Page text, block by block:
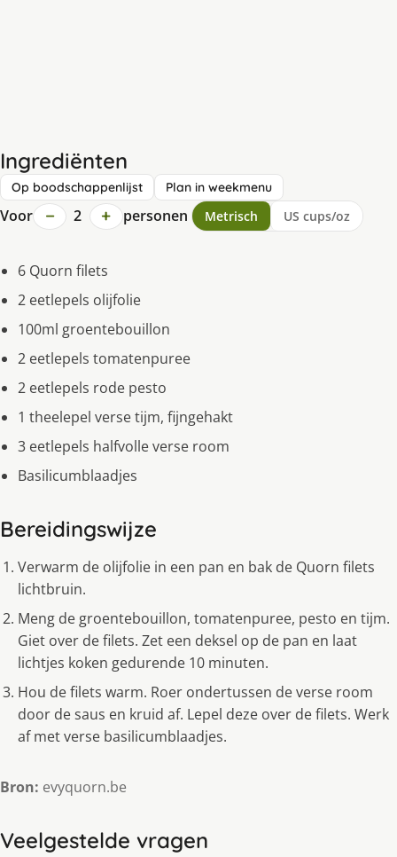
Ingrediënten
Op boodschappenlijst Plan in weekmenu
Voor − 2 + personen Metrisch US cups/oz
6 Quorn filets
2 eetlepels olijfolie
100ml groentebouillon
2 eetlepels tomatenpuree
2 eetlepels rode pesto
1 theelepel verse tijm, fijngehakt
3 eetlepels halfvolle verse room
Basilicumblaadjes
Bereidingswijze
Verwarm de olijfolie in een pan en bak de Quorn filets
lichtbruin.
Meng de groentebouillon, tomatenpuree, pesto en tijm.
Giet over de filets. Zet een deksel op de pan en laat
lichtjes koken gedurende 10 minuten.
Hou de filets warm. Roer ondertussen de verse room
door de saus en kruid af. Lepel deze over de filets. Werk
af met verse basilicumblaadjes.
Bron: evyquorn.be
Veelgestelde vragen